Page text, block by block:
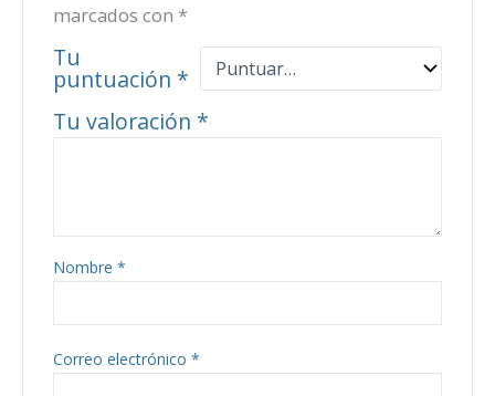
marcados con *
Tu
puntuación *
Tu valoración *
Nombre*
Correo electrónico*